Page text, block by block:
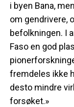
i byen Bana,
om gendrivere,
befolkningen. I
Faso en god
fremdeles ikke
desto mindre
forsøket.»